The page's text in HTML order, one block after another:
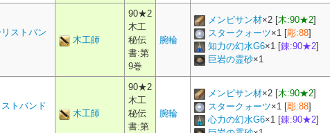
ストバン
木工師
90★2
木工
秘伝
書:第
9巻
腕輪
メンピサン材×2 [木:90★2]
スタークォーツ×1 [彫:88]
知力の幻水G6×1 [錬:90★2]
巨岩の霊砂×1
トバンド
木工師
90★2
木工
秘伝
書:第
腕輪
メンピサン材×2 [木:90★2]
スタークォーツ×1 [彫:88]
心力の幻水G6×1 [錬:90★2]